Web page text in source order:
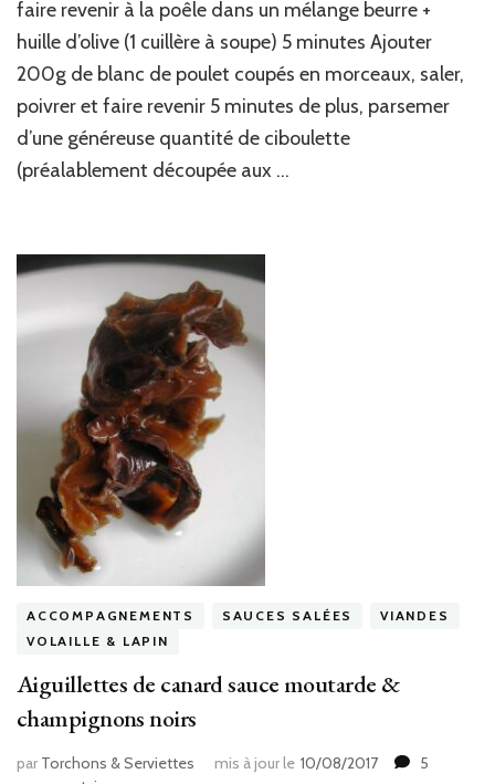
ciboulette
(du
jardin
!)
faire revenir à la poêle dans un mélange beurre +
huille d’olive (1 cuillère à soupe) 5 minutes Ajouter
200g de blanc de poulet coupés en morceaux, saler,
poivrer et faire revenir 5 minutes de plus, parsemer
d’une généreuse quantité de ciboulette
(préalablement découpée aux …
ACCOMPAGNEMENTS SAUCES SALÉES
VIANDES
VOLAILLE & LAPIN
Aiguillettes de canard sauce moutarde &
champignons noirs
par Torchons & Serviettes mis à jour le 10/08/2017
5